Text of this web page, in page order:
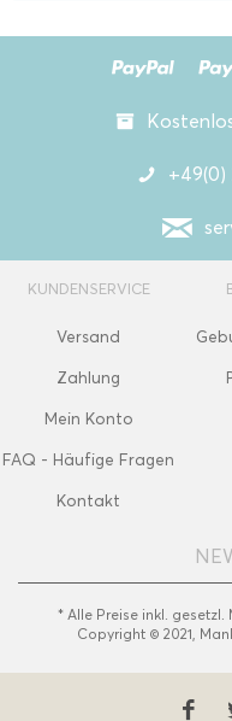
+49(0)
KUNDENSERVICE
Versand
Zahlung
Mein Konto
FAQ - Häufige Fragen
Kontakt
* Alle Preise inkl. gesetzl.
Copyright © 2021,